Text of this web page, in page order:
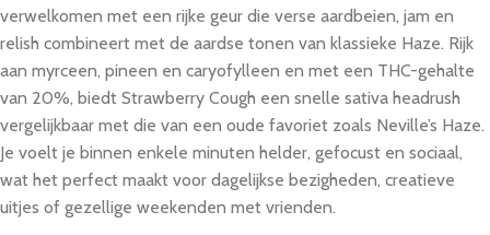
verwelkomen met een rijke geur die verse aardbeien, jam en
relish combineert met de aardse tonen van klassieke Haze. Rijk
aan myrceen, pineen en caryofylleen en met een THC-gehalte
van 20%, biedt Strawberry Cough een snelle sativa headrush
vergelijkbaar met die van een oude favoriet zoals Neville’s Haze.
Je voelt je binnen enkele minuten helder, gefocust en sociaal,
wat het perfect maakt voor dagelijkse bezigheden, creatieve
uitjes of gezellige weekenden met vrienden.